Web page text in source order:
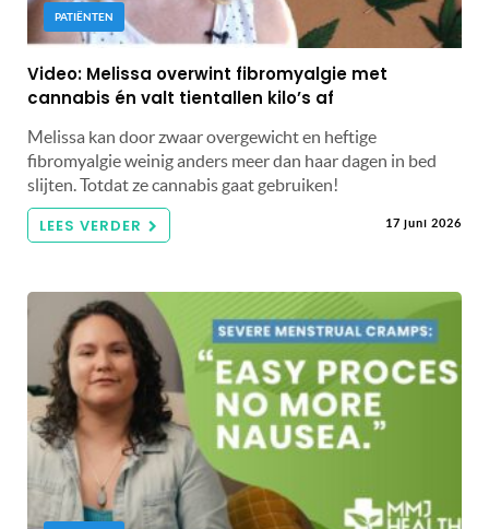
PATIËNTEN
Video: Melissa overwint fibromyalgie met
cannabis én valt tientallen kilo’s af
Melissa kan door zwaar overgewicht en heftige
fibromyalgie weinig anders meer dan haar dagen in bed
slijten. Totdat ze cannabis gaat gebruiken!
LEES VERDER 17 juni 2026